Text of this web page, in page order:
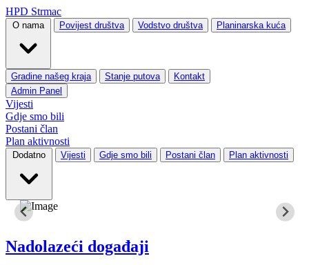
HPD Strmac
O nama Povijest društva Vodstvo društva Planinarska kuća
Gradine našeg kraja Stanje putova
Kontakt
Admin Panel
Vijesti
Gdje smo bili
Postani član
Plan aktivnosti
Dodatno Vijesti Gdje smo bili Postani član Plan aktivnosti
Nadolazeći događaji